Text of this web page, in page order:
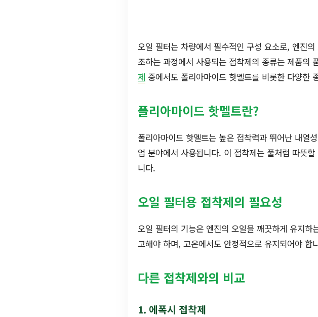
오일 필터는 차량에서 필수적인 구성 요소로, 엔진
조하는 과정에서 사용되는 접착제의 종류는 제품의
제 중에서도 폴리아마이드 핫멜트를 비롯한 다양한
폴리아마이드 핫멜트란?
폴리아마이드 핫멜트는 높은 접착력과 뛰어난 내열
업 분야에서 사용됩니다. 이 접착제는 풀처럼 따뜻
니다.
오일 필터용 접착제의 필요성
오일 필터의 기능은 엔진의 오일을 깨끗하게 유지
고해야 하며, 고온에서도 안정적으로 유지되어야
다른 접착제와의 비교
1. 에폭시 접착제